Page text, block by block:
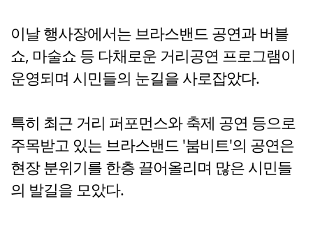
이날 행사장에서는 브라스밴드 공연과 버블
쇼, 마술쇼 등 다채로운 거리공연 프로그램이
운영되며 시민들의 눈길을 사로잡았다.
특히 최근 거리 퍼포먼스와 축제 공연 등으로
주목받고 있는 브라스밴드 '붐비트'의 공연은
현장 분위기를 한층 끌어올리며 많은 시민들
의 발길을 모았다.